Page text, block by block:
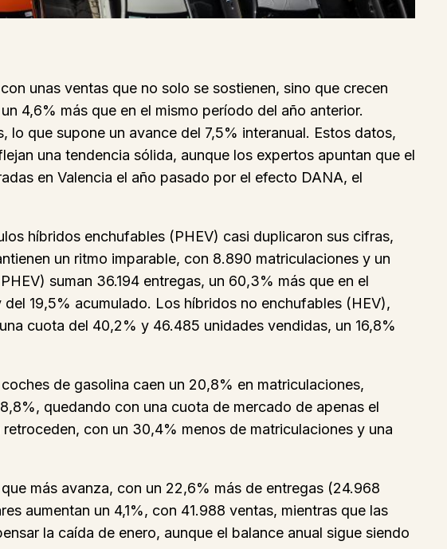
unas ventas que no solo se sostienen, sino que crecen
4,6% más que en el mismo período del año anterior.
lo que supone un avance del 7,5% interanual. Estos datos,
una tendencia sólida, aunque los expertos apuntan que el
en Valencia el año pasado por el efecto DANA, el
híbridos enchufables (PHEV) casi duplicaron sus cifras,
un ritmo imparable, con 8.890 matriculaciones y un
suman 36.194 entregas, un 60,3% más que en el
19,5% acumulado. Los híbridos no enchufables (HEV),
cuota del 40,2% y 46.485 unidades vendidas, un 16,8%
de gasolina caen un 20,8% en matriculaciones,
quedando con una cuota de mercado de apenas el
con un 30,4% menos de matriculaciones y una
más avanza, con un 22,6% más de entregas (24.968
aumentan un 4,1%, con 41.988 ventas, mientras que las
la caída de enero, aunque el balance anual sigue siendo